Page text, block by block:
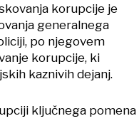
korupcije je
generalnega
po njegovem
korupcije, ki
kaznivih dejanj.
ključnega pomena